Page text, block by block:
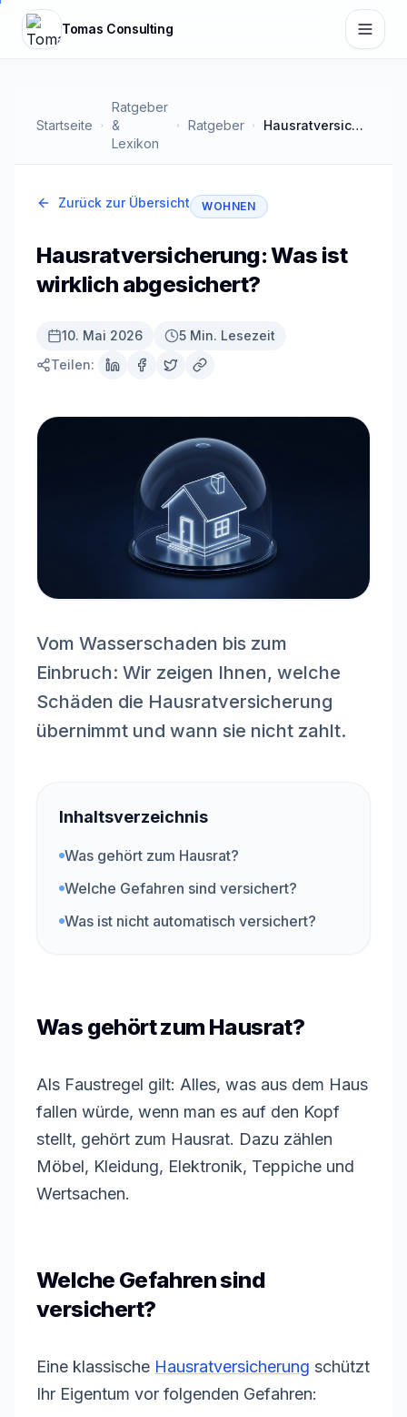
Zum Hauptinhalt springen
Tomas Consulting
Startseite
Ratgeber
&
Lexikon
Ratgeber Hausratversicherung: Was ist wirklich abgesichert?
Zurück zur Übersicht WOHNEN
Hausratversicherung: Was ist
wirklich abgesichert?
10. Mai 2026
5 Min. Lesezeit
Teilen:
Vom Wasserschaden bis zum
Einbruch: Wir zeigen Ihnen, welche
Schäden die Hausratversicherung
übernimmt und wann sie nicht zahlt.
Inhaltsverzeichnis
Was gehört zum Hausrat?
Welche Gefahren sind versichert?
Was ist nicht automatisch versichert?
Was gehört zum Hausrat?
Als Faustregel gilt: Alles, was aus dem Haus
fallen würde, wenn man es auf den Kopf
stellt, gehört zum Hausrat. Dazu zählen
Möbel, Kleidung, Elektronik, Teppiche und
Wertsachen.
Welche Gefahren sind
versichert?
Eine klassische Hausratversicherung schützt
Ihr Eigentum vor folgenden Gefahren: